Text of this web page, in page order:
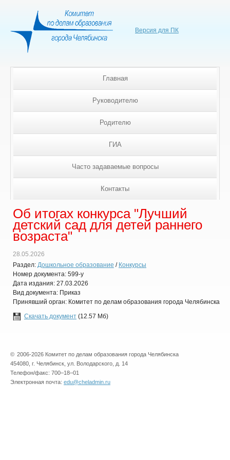
Версия для ПК
Главная
Руководителю
Родителю
ГИА
Часто задаваемые вопросы
Контакты
Об итогах конкурса "Лучший
детский сад для детей раннего
возраста"
28.05.2026
Раздел: Дошкольное образование / Конкурсы
Номер документа: 599-у
Дата издания: 27.03.2026
Вид документа: Приказ
Принявший орган: Комитет по делам образования города Челябинска
Скачать документ (12.57 Мб)
© 2006-2026 Комитет по делам образования города Челябинска
454080, г. Челябинск, ул. Володарского, д. 14
Телефон/факс: 700–18–01
Электронная почта: edu@cheladmin.ru